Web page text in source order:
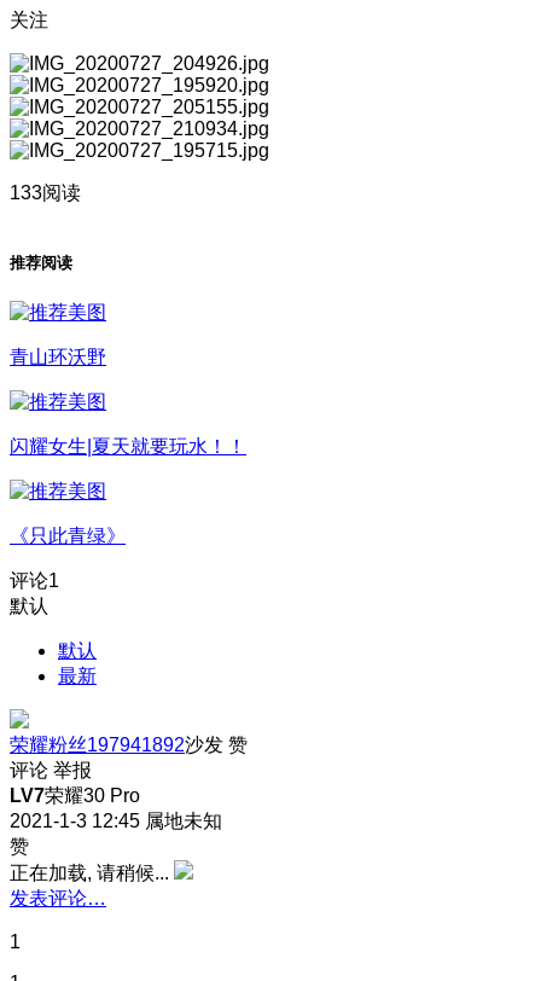
关注
133阅读
推荐阅读
青山环沃野
闪耀女生|夏天就要玩水！！
《只此青绿》
评论1
默认
默认
最新
荣耀粉丝197941892沙发 赞
评论 举报
LV7荣耀30 Pro
2021-1-3 12:45 属地未知
赞
正在加载, 请稍候...
发表评论…
1